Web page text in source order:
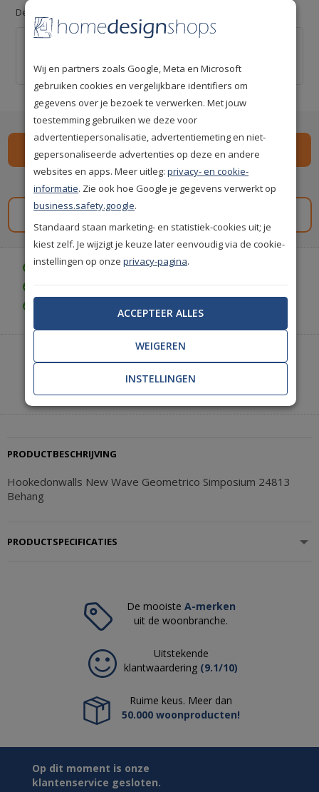
Deal: Voeg gratis lijm toe!
Professionele behanglijm voor ca. 12 m² -
€ 20,00 € 0,00
Spaar premium punten
Gratis staal aanvragen
Gratis bezorgd vanaf € 35,-
Gratis retourneren (30 dagen)
+31(0)85 888 3671 | Start met chatten
PRODUCTBESCHRIJVING
Hookedonwalls New Wave Geometrico Simposium 24813
Behang
PRODUCTSPECIFICATIES
De mooiste A-merken
uit de woonbranche.
Uitstekende
klantwaardering (9.1/10)
Ruime keus. Meer dan
50.000 woonproducten!
Op dit moment is onze
klantenservice gesloten.
Wij en partners zoals Google, Meta en Microsoft
gebruiken cookies en vergelijkbare identifiers om
gegevens over je bezoek te verwerken. Met jouw
toestemming gebruiken we deze voor
advertentiepersonalisatie, advertentiemeting en niet-
gepersonaliseerde advertenties op deze en andere
websites en apps. Meer uitleg:privacy- en cookie-
informatie. Zie ook hoe Google je gegevens verwerkt op
business.safety.google.
Standaard staan marketing- en statistiek-cookies uit; je
kiest zelf. Je wijzigt je keuze later eenvoudig via de cookie-
instellingen op onzeprivacy-pagina.
ACCEPTEER ALLES
WEIGEREN
INSTELLINGEN